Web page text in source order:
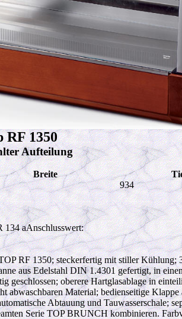
RF 1350
Aufteilung
Breite
934
134 aAnschlusswert:
RF 1350; steckerfertig mit stiller
aus Edelstahl DIN 1.4301 gefertigt, in
geschlossen; oberere Hartglasablage in
abwaschbaren Material; bedienseitige
Abtauung und Tauwasserschale;
Serie TOP BRUNCH kombinieren.